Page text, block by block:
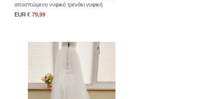
αποσπώμενο νυφικό τρενάκι νυφική
υπερφούστα τρένο από τούλι
EUR € 79,99